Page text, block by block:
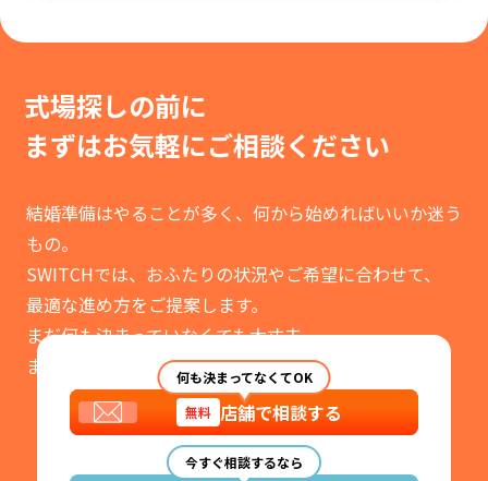
式場探しの前に
まずはお気軽にご相談ください
結婚準備はやることが多く、何から始めればいいか迷う
もの。
SWITCHでは、おふたりの状況やご希望に合わせて、
最適な進め方をご提案します。
まだ何も決まっていなくても大丈夫。
まずはお気軽にご相談ください。
何も決まってなくてOK
無料 店舗で相談する
今すぐ相談するなら